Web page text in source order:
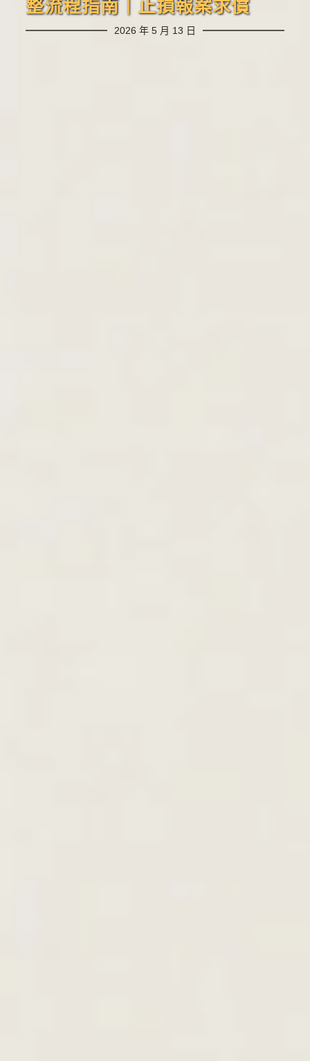
整流程指南｜止損報案求償
2026 年 5 月 13 日